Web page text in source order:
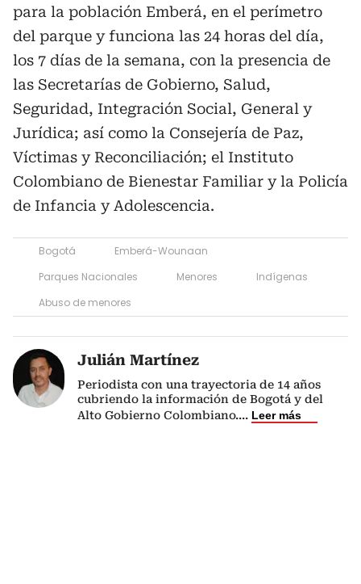
para la población Emberá, en el perímetro
del parque y funciona las 24 horas del día,
los 7 días de la semana, con la presencia de
las Secretarías de Gobierno, Salud,
Seguridad, Integración Social, General y
Jurídica; así como la Consejería de Paz,
Víctimas y Reconciliación; el Instituto
Colombiano de Bienestar Familiar y la Policía
de Infancia y Adolescencia.
Bogotá
Emberá-Wounaan
Parques Nacionales
Menores
Indígenas
Abuso de menores
Julián Martínez
Periodista con una trayectoria de 14 años
cubriendo la información de Bogotá y del
Alto Gobierno Colombiano.... Leer más